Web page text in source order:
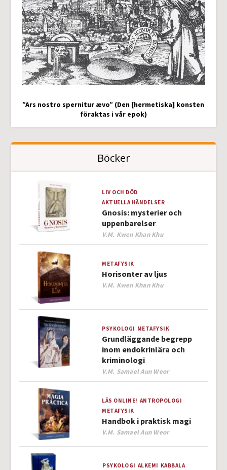
”Ars nostro spernitur ævo” (Den [hermetiska] konsten
föraktas i vår epok)
Böcker
LIV OCH DÖD
AKTUELLA HÄNDELSER
Gnosis: mysterier och
uppenbarelser
Author
V.M. Kwen Khan Khu
METAFYSIK
Horisonter av ljus
Author
V.M. Kwen Khan Khu
PSYKOLOGI METAFYSIK
Grundläggande begrepp
inom endokrinlära och
kriminologi
Author
V.M. Samael Aun Weor
LÄS ONLINE! ANTROPOLOGI
METAFYSIK
Handbok i praktisk magi
Author
V.M. Samael Aun Weor
PSYKOLOGI ALKEMI KABBALA